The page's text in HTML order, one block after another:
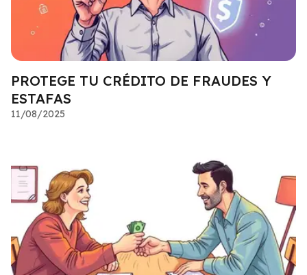
PROTEGE TU CRÉDITO DE FRAUDES Y
ESTAFAS
11/08/2025